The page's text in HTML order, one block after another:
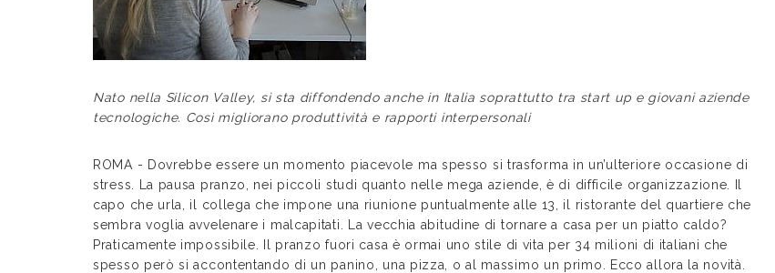
Nato nella Silicon Valley, si sta diffondendo anche in Italia soprattutto tra start up e giovani aziende
tecnologiche. Così migliorano produttività e rapporti interpersonali
ROMA - Dovrebbe essere un momento piacevole ma spesso si trasforma in un’ulteriore occasione di
stress. La pausa pranzo, nei piccoli studi quanto nelle mega aziende, è di difficile organizzazione. Il
capo che urla, il collega che impone una riunione puntualmente alle 13, il ristorante del quartiere che
sembra voglia avvelenare i malcapitati. La vecchia abitudine di tornare a casa per un piatto caldo?
Praticamente impossibile. Il pranzo fuori casa è ormai uno stile di vita per 34 milioni di italiani che
spesso però si accontentando di un panino, una pizza, o al massimo un primo. Ecco allora la novità.